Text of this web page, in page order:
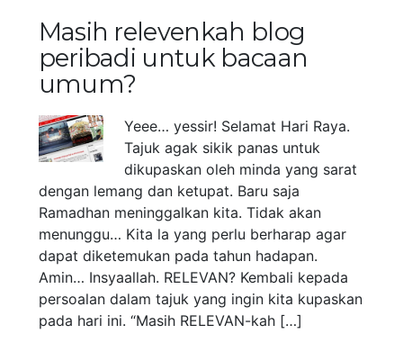
Masih relevenkah blog
peribadi untuk bacaan
umum?
Yeee… yessir! Selamat Hari Raya.
Tajuk agak sikik panas untuk
dikupaskan oleh minda yang sarat
dengan lemang dan ketupat. Baru saja
Ramadhan meninggalkan kita. Tidak akan
menunggu… Kita la yang perlu berharap agar
dapat diketemukan pada tahun hadapan.
Amin… Insyaallah. RELEVAN? Kembali kepada
persoalan dalam tajuk yang ingin kita kupaskan
pada hari ini. “Masih RELEVAN-kah […]